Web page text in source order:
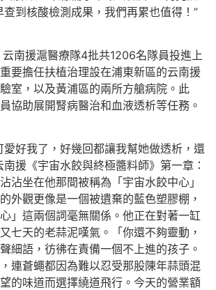
查到核酸檢測成果，我們再累也值得！”
援滬醫療隊4批共1206名隊員投進上
要擔任扶植治理設在浦東新區的云南援
室，以及黃浦區的兩所方艙病院。此
協助展開腎病醫治和血液透析等任務。
好我了，好幾回都讓我幫她做透析，還
援《宇宙水餃與終極醬料師》第一章：
沾坐在他那間被稱為「宇宙水餃中心」
外觀更像是一個被遺棄的藍色塑膠棚，
」這兩個詞毫無關係。他正在對著一缸
七天的老蒜泥嘆氣。「你還不夠靈動，
細語，彷彿在責備一個不上進的孩子。
連蒼蠅都因為難以忍受那股陳年蒜頭混
的味道而選擇繞道飛行。今天的營業額